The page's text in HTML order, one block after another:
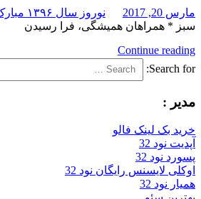
مارس 20, 2017 نوروز سال ۱۳۹۶ مبارک باد
سبز * همراهان همیشگی، فرا رسیدن
Continue reading
Search for:
مدیر :
خرید بک لینک فالو
آپدیت نود 32
پسورد نود 32
اوکلی لایسنس رایگان نود 32
همیار نود 32